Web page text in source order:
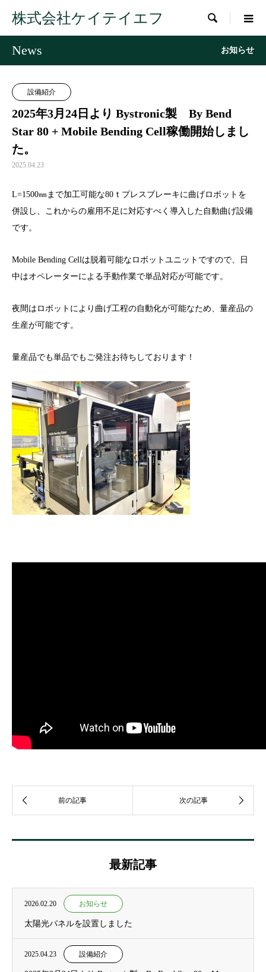
株式会社ケイテイエフ 
News お知らせ
設備紹介
2025年3月24日より Bystronic製 By Bend
Star 80 + Mobile Bending Cell稼働開始しまし
た。
2025.04.23
L=1500㎜まで加工可能な80ｔプレスブレーキに曲げロボットを
併設し、これからの雇用不足に対応すべく導入した自動曲げ設備
です。
Mobile Bending Cellは脱着可能なロボットユニットですので、日
中はオペレーターによる手動作業で単品対応が可能です。
夜間はロボットにより曲げ工程の自動化が可能なため、量産品の
生産が可能です。
量産品でも単品でもご発注お待ちしております！
最新記事
2026.02.20 お知らせ
太陽光パネルを設置しました
2025.04.23 設備紹介